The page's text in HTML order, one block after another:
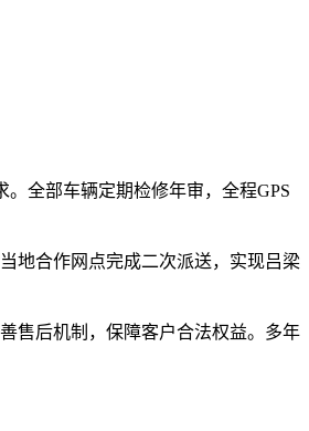
全部车辆定期检修年审，全程GPS
地合作网点完成二次派送，实现吕梁
售后机制，保障客户合法权益。多年